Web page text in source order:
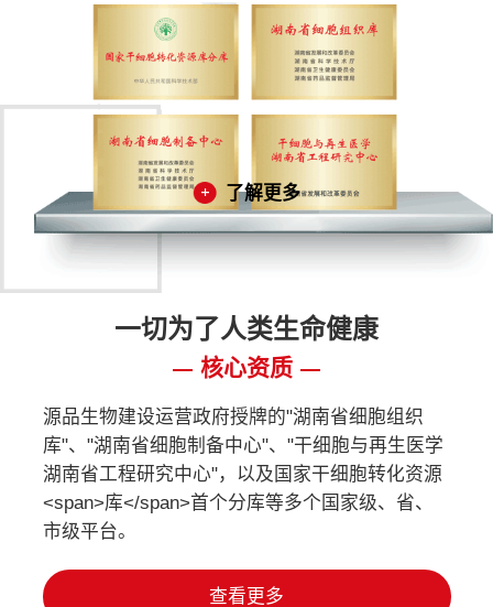
了解更多
一切为了人类生命健康
核心资质
源品生物建设运营政府授牌的"湖南省细胞组织
库"、"湖南省细胞制备中心"、"干细胞与再生医学
湖南省工程研究中心"，以及国家干细胞转化资源
<span>库</span>首个分库等多个国家级、省、
市级平台。
查看更多